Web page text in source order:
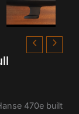
470e built